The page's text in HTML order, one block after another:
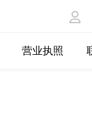
营业执照